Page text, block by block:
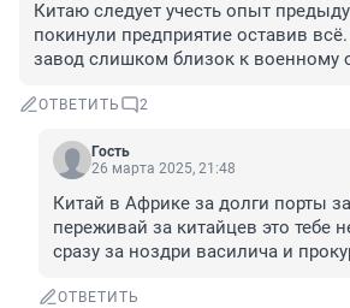
Китаю следует учесть опыт
покинули предприятие оставив
завод слишком близок к военному
ОТВЕТИТЬ 2
Гость
26 марта 2025, 21:48
Китай в Африке за долги порты
переживай за китайцев это тебе
сразу за ноздри василича и
ОТВЕТИТЬ